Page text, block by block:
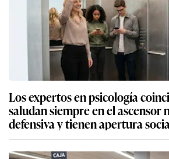
Los expertos en psicología
saludan siempre en el ascensor
defensiva y tienen apertura